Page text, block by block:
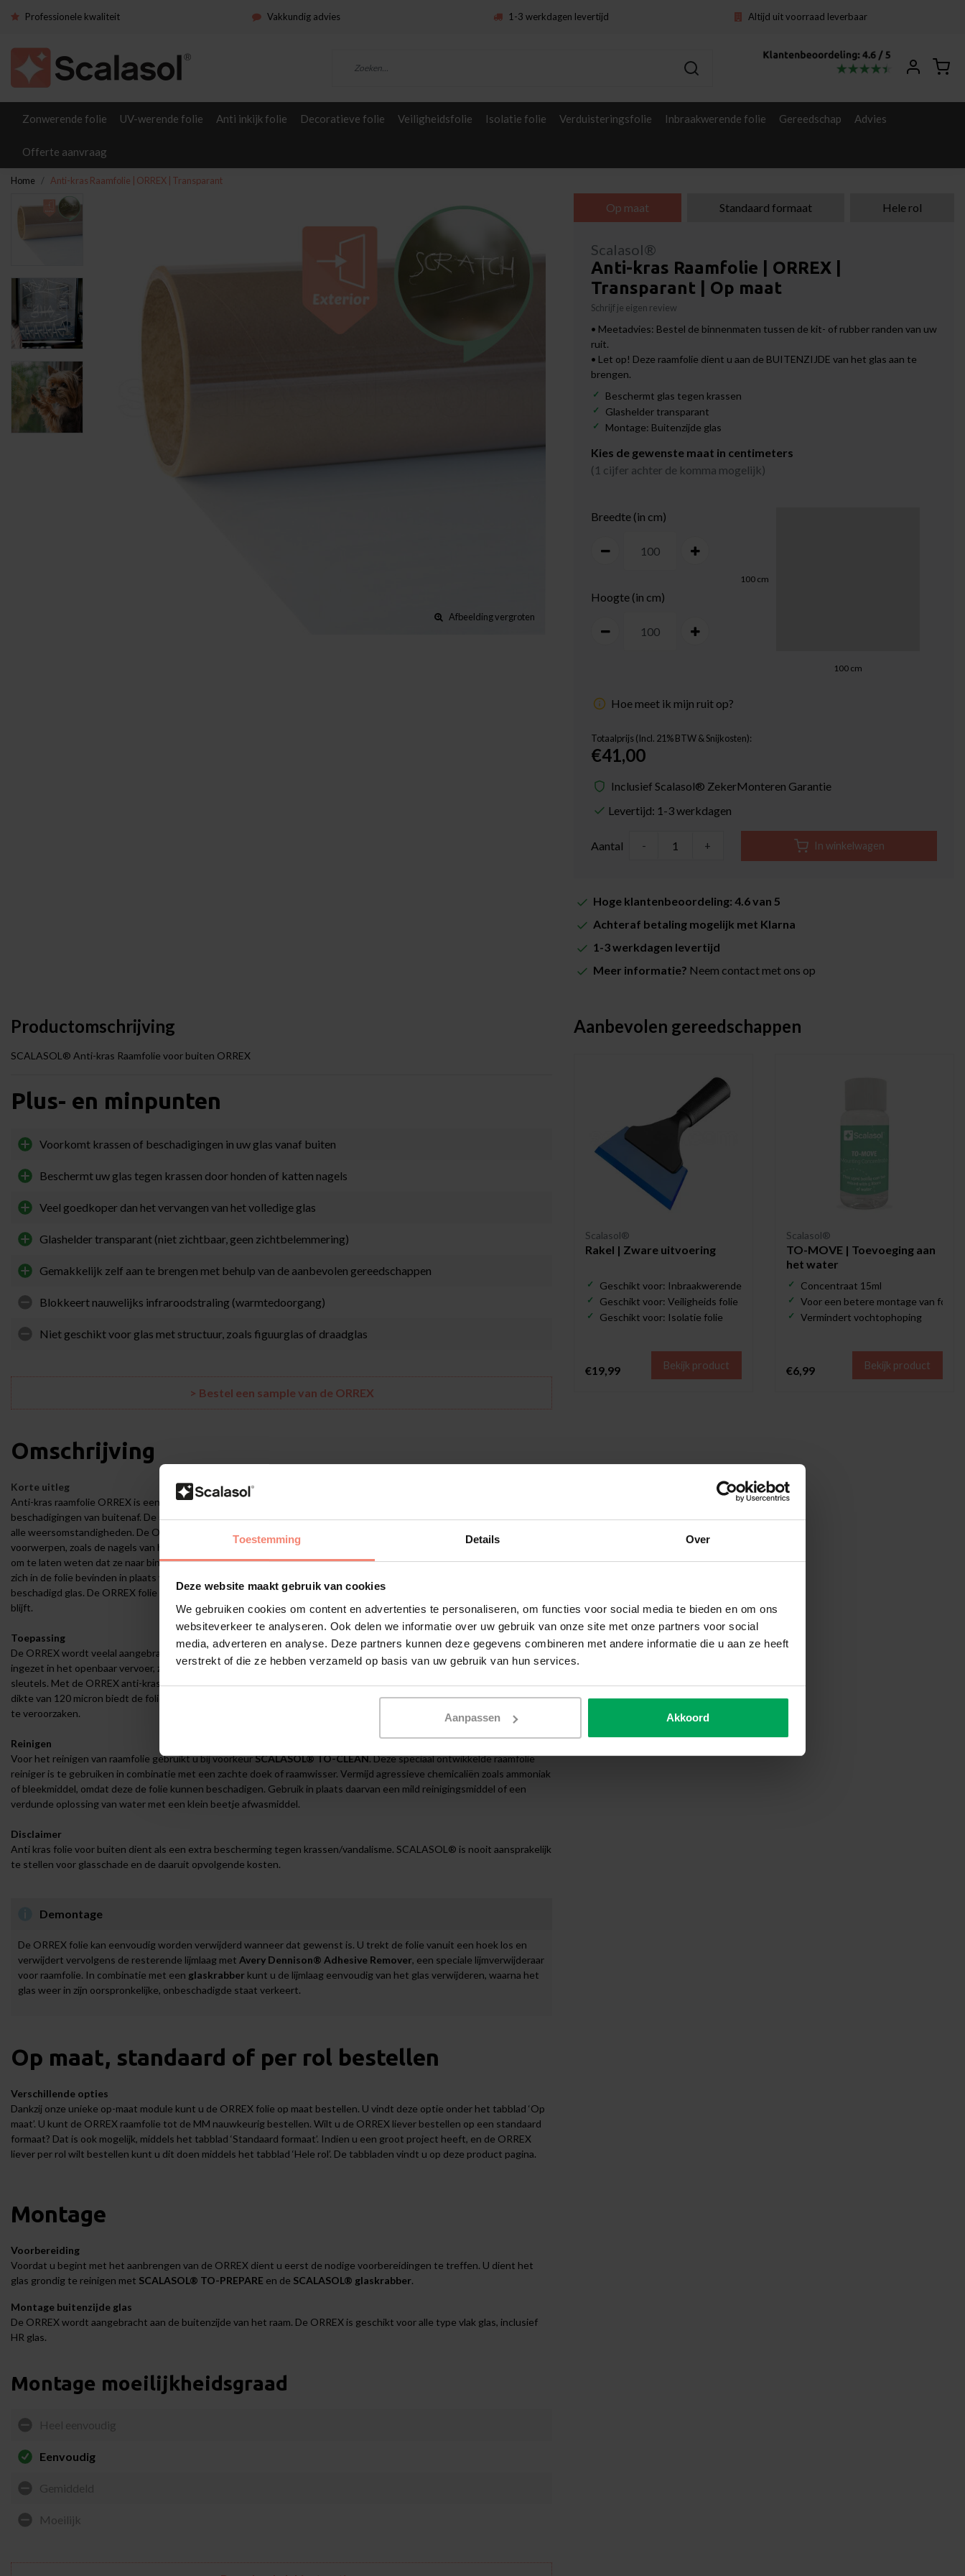
Toestemming Details Over
Deze website maakt gebruik van cookies
We gebruiken cookies om content en advertenties te personaliseren, om functies voor social media te bieden en om ons
websiteverkeer te analyseren. Ook delen we informatie over uw gebruik van onze site met onze partners voor social
media, adverteren en analyse. Deze partners kunnen deze gegevens combineren met andere informatie die u aan ze heeft
verstrekt of die ze hebben verzameld op basis van uw gebruik van hun services.
Aanpassen Akkoord
Professionele kwaliteit Vakkundig advies 1-3 werkdagen levertijd Altijd uit voorraad leverbaar
Zonwerende folie UV-werende folie Anti inkijk folie Decoratieve folie Veiligheidsfolie Isolatie folie Verduisteringsfolie Inbraakwerende folie Gereedschap Advies
Offerte aanvraag
Home Anti-kras Raamfolie | ORREX | Transparant
Afbeelding vergroten
Op maat Standaard formaat Hele rol
Scalasol®
Anti-kras Raamfolie | ORREX |
Transparant | Op maat
Schrijf je eigen review
• Meetadvies: Bestel de binnenmaten tussen de kit- of rubber randen van uw
ruit.
• Let op! Deze raamfolie dient u aan de BUITENZIJDE van het glas aan te
brengen.
Beschermt glas tegen krassen
Glashelder transparant
Montage: Buitenzijde glas
Kies de gewenste maat in centimeters
(1 cijfer achter de komma mogelijk)
Breedte (in cm)
Hoogte (in cm)
100 cm
100 cm
Hoe meet ik mijn ruit op?
Totaalprijs (Incl. 21% BTW & Snijkosten):
€41,00
Inclusief Scalasol® ZekerMonteren Garantie
Levertijd: 1-3 werkdagen
Aantal - + In winkelwagen
Hoge klantenbeoordeling: 4.6 van 5
Achteraf betaling mogelijk met Klarna
1-3 werkdagen levertijd
Meer informatie? Neem contact met ons op
Productomschrijving
SCALASOL® Anti-kras Raamfolie voor buiten ORREX
Plus- en minpunten
Voorkomt krassen of beschadigingen in uw glas vanaf buiten
Beschermt uw glas tegen krassen door honden of katten nagels
Veel goedkoper dan het vervangen van het volledige glas
Glashelder transparant (niet zichtbaar, geen zichtbelemmering)
Gemakkelijk zelf aan te brengen met behulp van de aanbevolen gereedschappen
Blokkeert nauwelijks infraroodstraling (warmtedoorgang)
Niet geschikt voor glas met structuur, zoals figuurglas of draadglas
> Bestel een sample van de ORREX
Omschrijving
Korte uitleg
Anti-kras raamfolie ORREX is een beschermende raamfolie voor buiten. De folie beschermt tegen krassen en
beschadigingen van buitenaf. De ORREX is speciaal ontwikkeld voor outdoor gebruik. Hierdoor is de folie bestand tegen
alle weersomstandigheden. De ORREX is perfect geschikt voor ramen die in contact kunnen komen met scherpe
voorwerpen, zoals de nagels van honden of katten. Honden en katten hebben de neiging om tegen het glas te krabben
om te laten weten dat ze naar binnen willen. De ORREX voorkomt dat het glas zelf bekrast wordt, doordat de krassen
zich in de folie bevinden in plaats van in het glas. Hierdoor bespaart u aanzienlijk op de kosten voor het vervangen van
beschadigd glas. De ORREX folie is transparant, wat betekent dat het zicht zowel van binnen als van buiten ongewijzigd
blijft.
Toepassing
De ORREX wordt veelal aangebracht ter bescherming tegen honden of katten nagels. Daarnaast wordt de folie veel
ingezet in het openbaar vervoer, zoals bushokjes en stations, waar glas vaak doelbewust wordt bekrast met bijvoorbeeld
sleutels. Met de ORREX anti-kras folie voor buiten beschermt u uw glas tegen dergelijke beschadigingen. Dankzij de
dikte van 120 micron biedt de folie een stevige bescherming, waardoor het vrijwel onmogelijk is om schade aan het glas
te veroorzaken.
Reinigen
Voor het reinigen van raamfolie gebruikt u bij voorkeurSCALASOL® TO-CLEAN. Deze speciaal ontwikkelde raamfolie
reiniger is te gebruiken in combinatie met een zachte doek of raamwisser. Vermijd agressieve chemicaliën zoals ammoniak
of bleekmiddel, omdat deze de folie kunnen beschadigen. Gebruik in plaats daarvan een mild reinigingsmiddel of een
verdunde oplossing van water met een klein beetje afwasmiddel.
Disclaimer
Anti kras folie voor buiten dient als een extra bescherming tegen krassen/vandalisme. SCALASOL® is nooit aansprakelijk
te stellen voor glasschade en de daaruit opvolgende kosten.
Demontage
De ORREX folie kan eenvoudig worden verwijderd wanneer dat gewenst is. U trekt de folie vanuit een hoek los en
verwijdert vervolgens de resterende lijmlaag met Avery Dennison® Adhesive Remover, een speciale lijmverwijderaar
voor raamfolie. In combinatie met een glaskrabber kunt u de lijmlaag eenvoudig van het glas verwijderen, waarna het
glas weer in zijn oorspronkelijke, onbeschadigde staat verkeert.
Op maat, standaard of per rol bestellen
Verschillende opties
Dankzij onze unieke op-maat module kunt u de ORREX folie op maat bestellen. U vindt deze optie onder het tabblad ‘Op
maat’. U kunt de ORREX raamfolie tot de MM nauwkeurig bestellen. Wilt u de ORREX liever bestellen op een standaard
formaat? Dat is ook mogelijk, middels het tabblad ‘Standaard formaat’. Indien u een groot project heeft, en de ORREX
liever per rol wilt bestellen kunt u dit doen middels het tabblad ‘Hele rol’. De tabbladen vindt u op deze product pagina.
Montage
Voorbereiding
Voordat u begint met het aanbrengen van de ORREX dient u eerst de nodige voorbereidingen te treffen. U dient het
glas grondig te reinigen met SCALASOL® TO-PREPARE en de SCALASOL® glaskrabber.
Montage buitenzijde glas
De ORREX wordt aangebracht aan de buitenzijde van het raam. De ORREX is geschikt voor alle type vlak glas, inclusief
HR glas.
Montage moeilijkheidsgraad
Heel eenvoudig
Eenvoudig
Gemiddeld
Moeilijk
Aanbevolen gereedschappen
Scalasol®
Rakel | Zware uitvoering
Geschikt voor: Inbraakwerende folie
Geschikt voor: Veiligheids folie
Geschikt voor: Isolatie folie
€19,99 Bekijk product
Scalasol®
TO-MOVE | Toevoeging aan
het water
Concentraat 15ml
Voor een betere montage van folie
Vermindert vochtophoping
€6,99 Bekijk product